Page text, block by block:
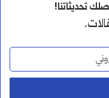
تحديثاتنا!